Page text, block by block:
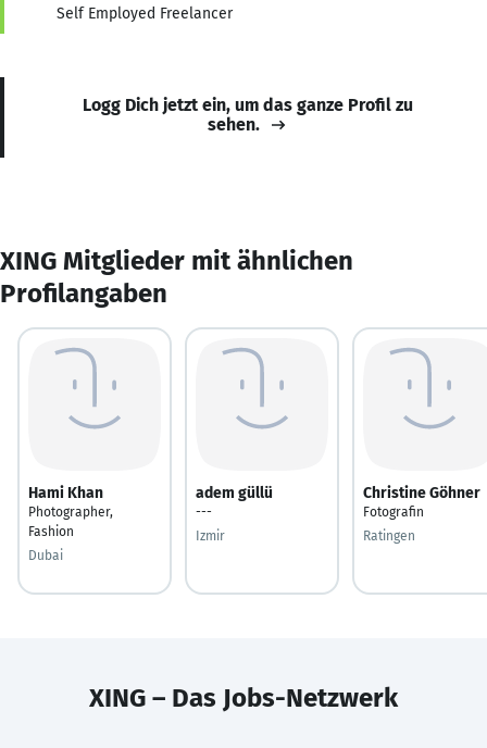
Self Employed Freelancer
Logg Dich jetzt ein, um das ganze Profil zu
sehen.
XING Mitglieder mit ähnlichen
Profilangaben
Hami Khan
Photographer,
Fashion
Dubai
adem güllü
---
Izmir
Christine Göhner
Fotografin
Ratingen
XING – Das Jobs-Netzwerk